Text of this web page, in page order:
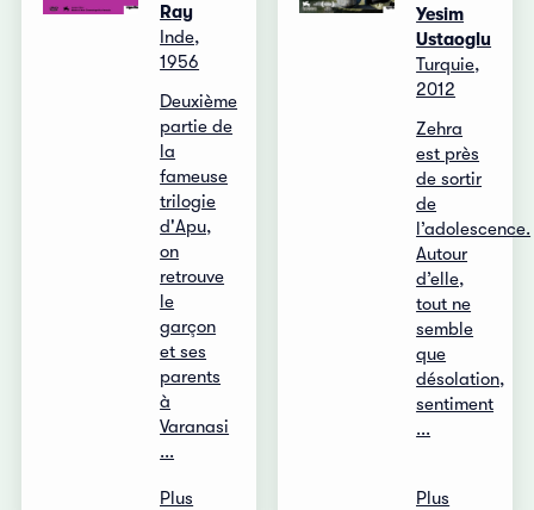
Ray
Inde,
1956
Deuxième
partie de
la
fameuse
trilogie
d'Apu,
on
retrouve
le
garçon
et ses
parents
à
Varanasi
...
Plus
Yesim
Ustaoglu
Turquie,
2012
Zehra
est près
de sortir
de
l’adolescence.
Autour
d’elle,
tout ne
semble
que
désolation,
sentiment
...
Plus